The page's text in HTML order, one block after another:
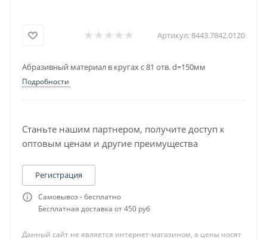
Артикул:8443.7842.0120
Абразивный материал в кругах с 81 отв. d=150мм
Подробности
Станьте нашим партнером, получите доступ к
оптовым ценам и другие преимущества
Регистрация
Самовывоз - бесплатно
Бесплатная доставка от 450 руб
Данный сайт не является интернет-магазином, а цены носят